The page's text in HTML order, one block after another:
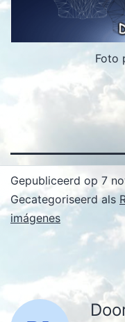
Foto
Gepubliceerd op 7
Gecategoriseerd als
imágenes